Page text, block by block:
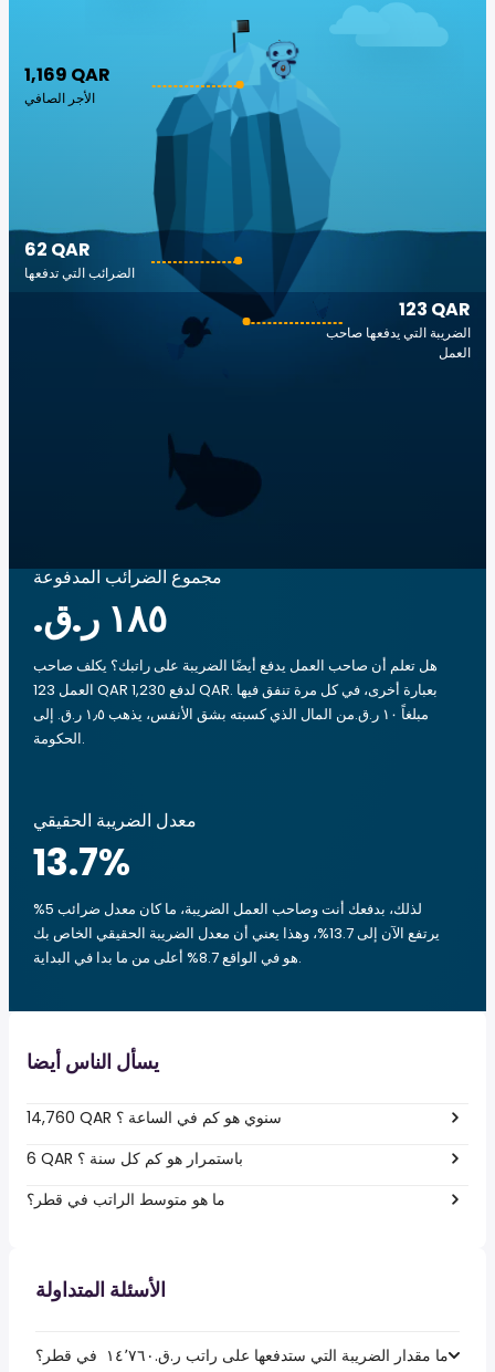
1,169 QAR
الأجر الصافي
123 QAR
الضريبة التي يدفعها صاحب
العمل
62 QAR
الضرائب التي تدفعها
مجموع الضرائب المدفوعة
هل تعلم أن صاحب العمل يدفع أيضًا الضريبة على راتبك؟ يكلف صاحب
العمل 123 QAR لدفع 1,230 QAR. بعبارة أخرى، في كل مرة تنفق فيها
مبلغاً ‏١٠ ر.ق.‏من المال الذي كسبته بشق الأنفس، يذهب ‏١٫٥ ر.ق.‏ إلى
الحكومة.
معدل الضريبة الحقيقي
13.7%
لذلك، بدفعك أنت وصاحب العمل الضريبة، ما كان معدل ضرائب 5%
يرتفع الآن إلى 13.7%، وهذا يعني أن معدل الضريبة الحقيقي الخاص بك
هو في الواقع 8.7% أعلى من ما بدا في البداية.
يسأل الناس أيضا
14,760 QAR سنوي هو كم في الساعة ؟
6 QAR باستمرار هو كم كل سنة ؟
ما هو متوسط الراتب في قطر؟
الأسئلة المتداولة
ما مقدار الضريبة التي ستدفعها على راتب ر.ق.‏١٤٬٧٦٠ ‏ في قطر؟